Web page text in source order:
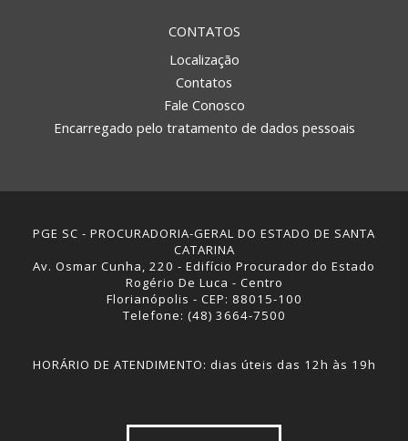
CONTATOS
Localização
Contatos
Fale Conosco
Encarregado pelo tratamento de dados pessoais
PGE SC - PROCURADORIA-GERAL DO ESTADO DE SANTA
CATARINA
Av. Osmar Cunha, 220 - Edifício Procurador do Estado
Rogério De Luca - Centro
Florianópolis - CEP: 88015-100
Telefone: (48) 3664-7500
HORÁRIO DE ATENDIMENTO: dias úteis das 12h às 19h